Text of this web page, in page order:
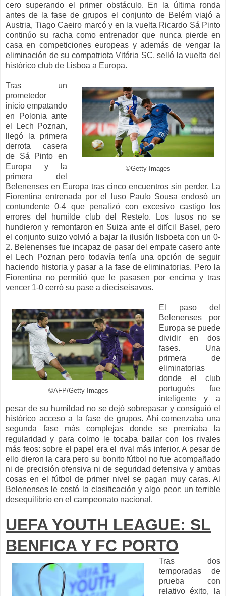
cero superando el primer obstáculo. En la última ronda
antes de la fase de grupos el conjunto de Belém viajó a
Austria, Tiago Caeiro marcó y en la vuelta Ricardo Sá Pinto
continúo su racha como entrenador que nunca pierde en
casa en competiciones europeas y además de vengar la
eliminación de su compatriota Vitória SC, selló la vuelta del
histórico club de Lisboa a Europa.
©Getty Images
Tras un
prometedor
inicio empatando
en Polonia ante
el Lech Poznan,
llegó la primera
derrota casera
de Sá Pinto en
Europa y la
primera del
Belenenses en Europa tras cinco encuentros sin perder. La
Fiorentina entrenada por el luso Paulo Sousa endosó un
contundente 0-4 que penalizó con excesivo castigo los
errores del humilde club del Restelo. Los lusos no se
hundieron y remontaron en Suiza ante el difícil Basel, pero
el conjunto suizo volvió a bajar la ilusión lisboeta con un 0-
2. Belenenses fue incapaz de pasar del empate casero ante
el Lech Poznan pero todavía tenía una opción de seguir
haciendo historia y pasar a la fase de eliminatorias. Pero la
Fiorentina no permitió que le pasasen por encima y tras
vencer 1-0 cerró su pase a dieciseisavos.
©AFP/Getty Images
El paso del
Belenenses por
Europa se puede
dividir en dos
fases. Una
primera de
eliminatorias
donde el club
portugués fue
inteligente y a
pesar de su humildad no se dejó sobrepasar y consiguió el
histórico acceso a la fase de grupos. Ahí comenzaba una
segunda fase más complejas donde se premiaba la
regularidad y para colmo le tocaba bailar con los rivales
más feos: sobre el papel era el rival más inferior. A pesar de
ello dieron la cara pero su bonito fútbol no fue acompañado
ni de precisión ofensiva ni de seguridad defensiva y ambas
cosas en el fútbol de primer nivel se pagan muy caras. Al
Belenenses le costó la clasificación y algo peor: un terrible
desequilibrio en el campeonato nacional.
UEFA YOUTH LEAGUE: SL
BENFICA Y FC PORTO
Tras dos
temporadas de
prueba con
relativo éxito, la